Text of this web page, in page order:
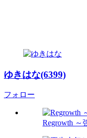
ゆきはな(6399)
フォロー
Regrowth ～